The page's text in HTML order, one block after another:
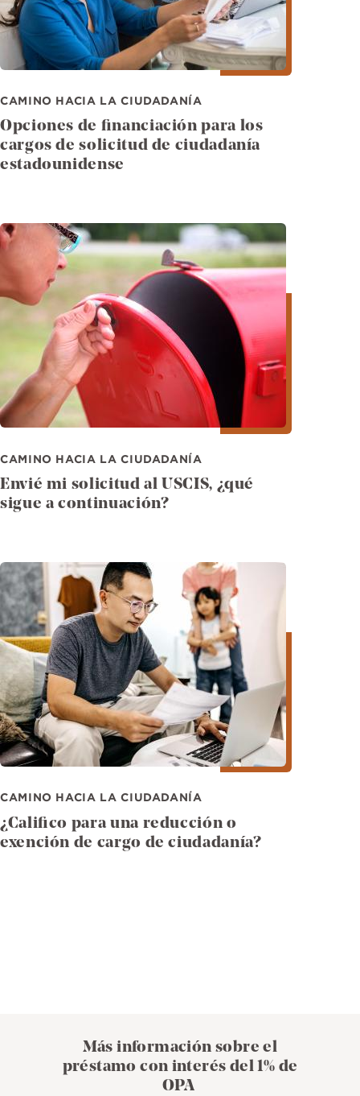
CAMINO HACIA LA CIUDADANÍA
Opciones de financiación para los
cargos de solicitud de ciudadanía
estadounidense
Imagen
CAMINO HACIA LA CIUDADANÍA
Envié mi solicitud al USCIS, ¿qué
sigue a continuación?
Imagen
CAMINO HACIA LA CIUDADANÍA
¿Califico para una reducción o
exención de cargo de ciudadanía?
Más información sobre el
préstamo con interés del 1% de
OPA